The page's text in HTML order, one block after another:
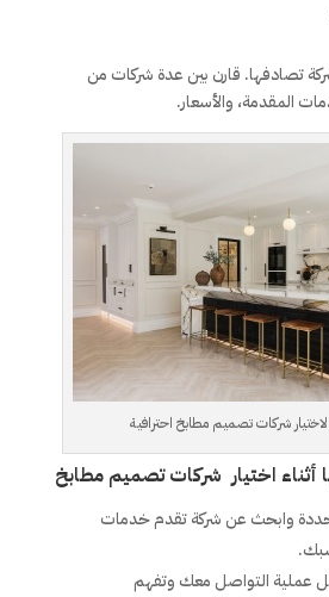
تصادفها. قارن بين عدة شركات من
المقدمة، والأسعار.
شركات تصميم مطابخ احترافية
أثناء اختيار شركات تصميم مطابخ
وابحث عن شركة تقدم خدمات
عملية التواصل معك وتفهم